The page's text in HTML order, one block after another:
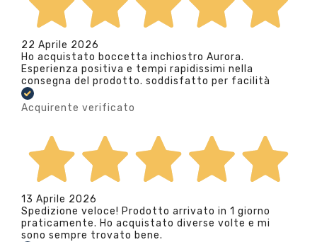
22 Aprile 2026
Ho acquistato boccetta inchiostro Aurora.
Esperienza positiva e tempi rapidissimi nella
consegna del prodotto. soddisfatto per facilità
Acquirente verificato
13 Aprile 2026
Spedizione veloce! Prodotto arrivato in 1 giorno
praticamente. Ho acquistato diverse volte e mi
sono sempre trovato bene.